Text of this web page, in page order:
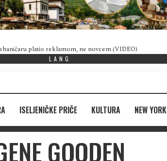
platio reklamom, ne novcem (VIDEO)
LANG
ISELJENIČKE PRIČE KULTURA NEW YORK
GOODEN